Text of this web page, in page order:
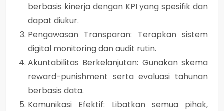
berbasis kinerja dengan KPI yang spesifik dan
dapat diukur.
Pengawasan Transparan: Terapkan sistem
digital monitoring dan audit rutin.
Akuntabilitas Berkelanjutan: Gunakan skema
reward-punishment serta evaluasi tahunan
berbasis data.
Komunikasi Efektif: Libatkan semua pihak,